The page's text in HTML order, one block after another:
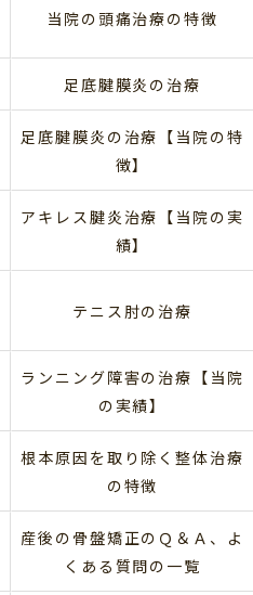
当院の頭痛治療の特徴
足底腱膜炎の治療
足底腱膜炎の治療【当院の特
徴】
アキレス腱炎治療【当院の実
績】
テニス肘の治療
ランニング障害の治療【当院
の実績】
根本原因を取り除く整体治療
の特徴
産後の骨盤矯正のＱ＆Ａ、よ
くある質問の一覧